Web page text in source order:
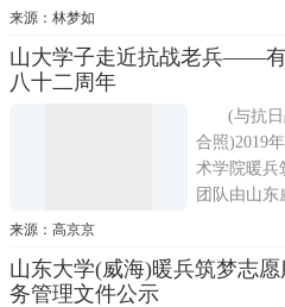
下，我们
的老人眼间
宣传，虽是
来源：林梦如
山大学子走近抗战老兵——
八十二周年
(与抗
合照)2019
术学院暖兵
团队由山东
折，于7月
热情接见。
来源：高京京
山东大学(威海)暖兵筑梦志
务管理文件公示